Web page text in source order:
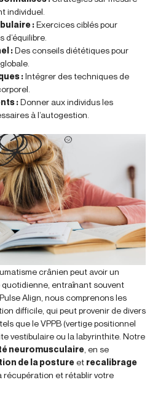
individuel.
:Exercices ciblés pour
:Des conseils diététiques pour
:Intégrer des techniques de
:Donner aux individus les
à l’autogestion.
crânien peut avoir un
entraînant souvent
Align, nous comprenons les
difficile, qui peut provenir de divers
tels que le VPPB (vertige positionnel
vestibulaire ou la labyrinthite. Notre
neuromusculaire , en se
de la postureet recalibrage
récupération et rétablir votre